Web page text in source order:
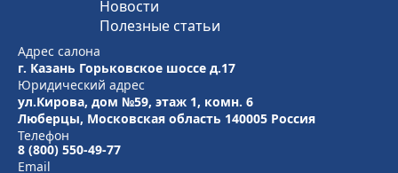
Новости
Полезные статьи
Адрес салона
г. Казань Горьковское шоссе д.17
Юридический адрес
ул.Кирова, дом №59, этаж 1, комн. 6
Люберцы, Московская область 140005 Россия
Телефон
8 (800) 550-49-77
Email